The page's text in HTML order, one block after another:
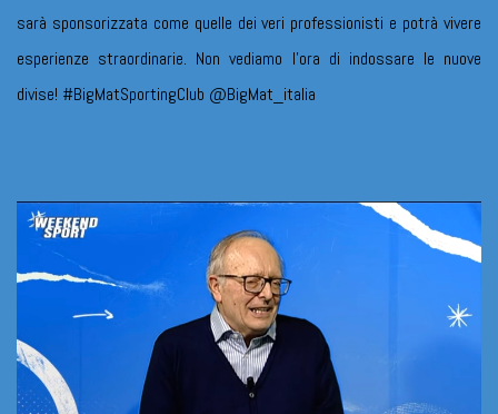
sarà sponsorizzata come quelle dei veri professionisti e potrà vivere
esperienze straordinarie. Non vediamo l'ora di indossare le nuove
divise! #BigMatSportingClub @BigMat_italia